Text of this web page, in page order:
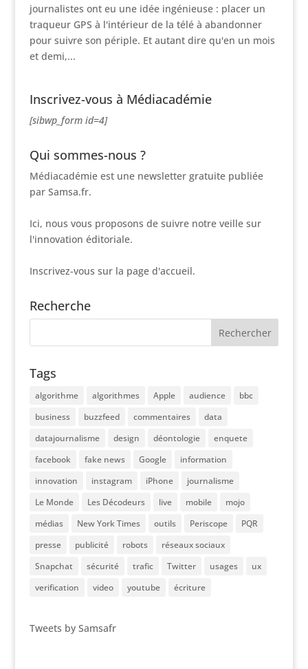
journalistes ont eu une idée ingénieuse : placer un
traqueur GPS à l'intérieur de la télé à abandonner
pour suivre son périple. Et autant dire qu'en un mois
et demi,...
Inscrivez-vous à Médiacadémie
[sibwp_form id=4]
Qui sommes-nous ?
Médiacadémie est une newsletter gratuite publiée
par Samsa.fr.
Ici, nous vous proposons de suivre notre veille sur
l'innovation éditoriale.
Inscrivez-vous sur la page d'accueil.
Recherche
Tags
algorithme algorithmes Apple audience
bbc
business
buzzfeed commentaires
data
datajournalisme
design déontologie
enquete
facebook
fake news Google
information
innovation
instagram iPhone
journalisme
Le Monde
Les Décodeurs live mobile
mojo
médias
New York Times outils Periscope
PQR
presse
publicité robots
réseaux sociaux
Snapchat
sécurité trafic Twitter usages
ux
verification
video youtube écriture
Tweets by Samsafr